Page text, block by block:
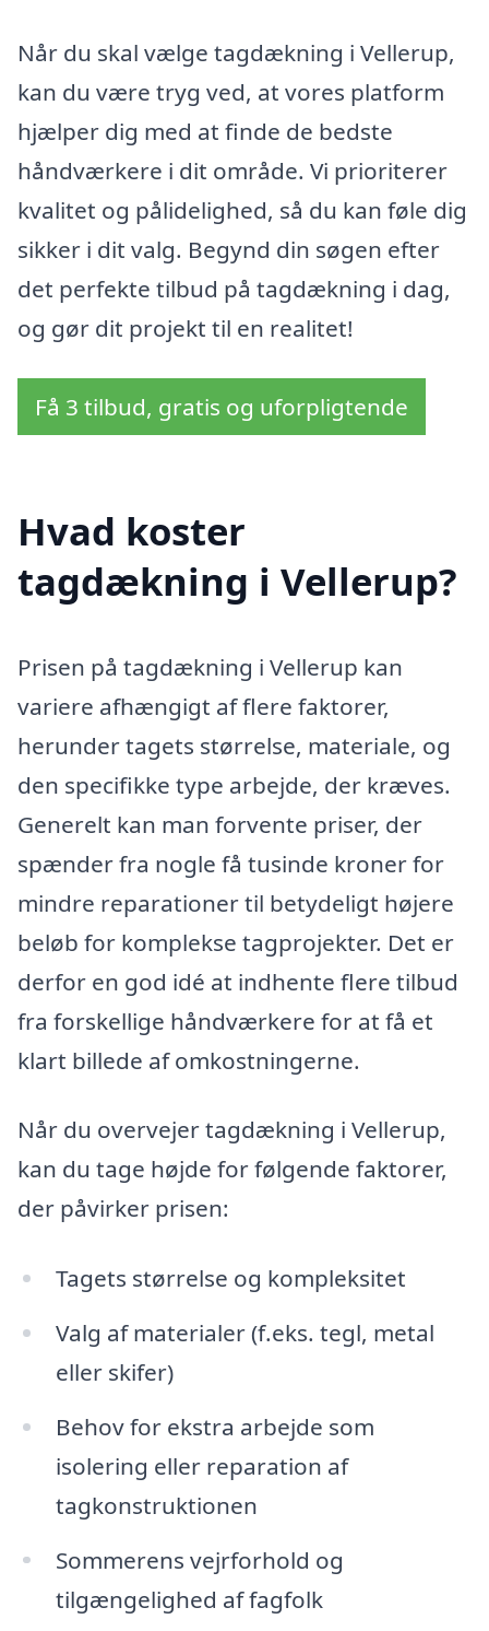
Når du skal vælge tagdækning i Vellerup,
kan du være tryg ved, at vores platform
hjælper dig med at finde de bedste
håndværkere i dit område. Vi prioriterer
kvalitet og pålidelighed, så du kan føle dig
sikker i dit valg. Begynd din søgen efter
det perfekte tilbud på tagdækning i dag,
og gør dit projekt til en realitet!
Få 3 tilbud, gratis og uforpligtende
Hvad koster
tagdækning i Vellerup?
Prisen på tagdækning i Vellerup kan
variere afhængigt af flere faktorer,
herunder tagets størrelse, materiale, og
den specifikke type arbejde, der kræves.
Generelt kan man forvente priser, der
spænder fra nogle få tusinde kroner for
mindre reparationer til betydeligt højere
beløb for komplekse tagprojekter. Det er
derfor en god idé at indhente flere tilbud
fra forskellige håndværkere for at få et
klart billede af omkostningerne.
Når du overvejer tagdækning i Vellerup,
kan du tage højde for følgende faktorer,
der påvirker prisen:
Tagets størrelse og kompleksitet
Valg af materialer (f.eks. tegl, metal
eller skifer)
Behov for ekstra arbejde som
isolering eller reparation af
tagkonstruktionen
Sommerens vejrforhold og
tilgængelighed af fagfolk